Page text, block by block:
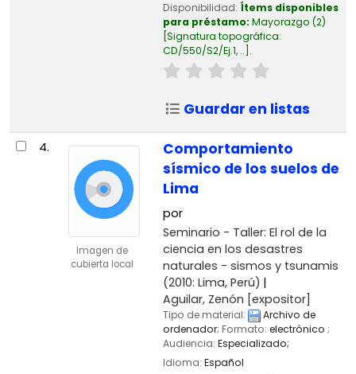
Disponibilidad: Ítems disponibles
para préstamo: Mayorazgo (2)
Signatura topográfica:
CD/550/S2/Ej.1, .. .
Guardar en listas
4.
Imagen de
cubierta local
Comportamiento
sísmico de los suelos de
Lima
por
Seminario - Taller: El rol de la
ciencia en los desastres
naturales - sismos y tsunamis
(2010: Lima, Perú)
Aguilar, Zenón [expositor]
Tipo de material:
Archivo de
ordenador; Formato: electrónico ;
Audiencia: Especializado;
Idioma: Español